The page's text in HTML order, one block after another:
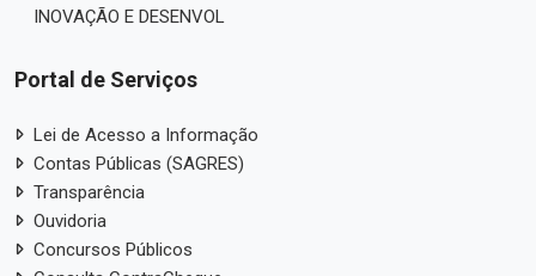
INOVAÇÃO E DESENVOL
Portal de Serviços
Lei de Acesso a Informação
Contas Públicas (SAGRES)
Transparência
Ouvidoria
Concursos Públicos